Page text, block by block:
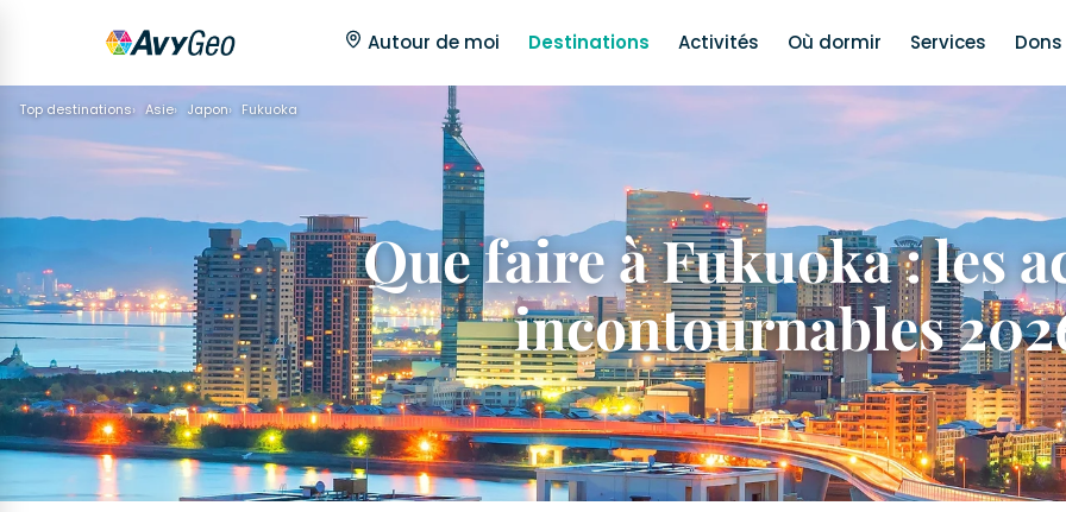
Autour de moi Destinations Activités Où dormir Services
Top destinations Asie Japon Fukuoka
Que faire à Fukuoka : les
incontournables